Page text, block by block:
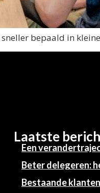
bepaald in
Laatste
Een
Beter delegeren:
Bestaande